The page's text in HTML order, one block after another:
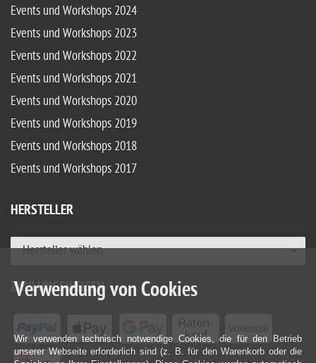
Events und Workshops 2024
Events und Workshops 2023
Events und Workshops 2022
Events und Workshops 2021
Events und Workshops 2020
Events und Workshops 2019
Events und Workshops 2018
Events und Workshops 2017
HERSTELLER
Hersteller wählen
ZAHLUNGSWEISEN
Verwendung von Cookies
Wir verwenden technisch notwendige Cookies, die für den Betrieb
unserer Webseite erforderlich sind (z. B. für den Warenkorb oder die